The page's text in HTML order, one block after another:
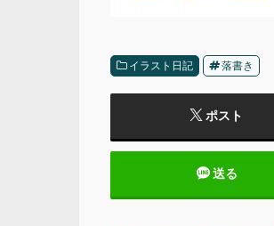
イラスト日記 落書き
ポスト
送る